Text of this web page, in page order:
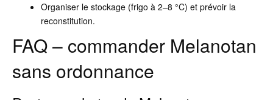
Organiser le stockage (frigo à 2–8 °C) et prévoir la
reconstitution.
FAQ – commander Melanotan
sans ordonnance